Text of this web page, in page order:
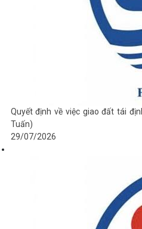
Quyết định về việc giao đất tái
Tuấn)
29/07/2026